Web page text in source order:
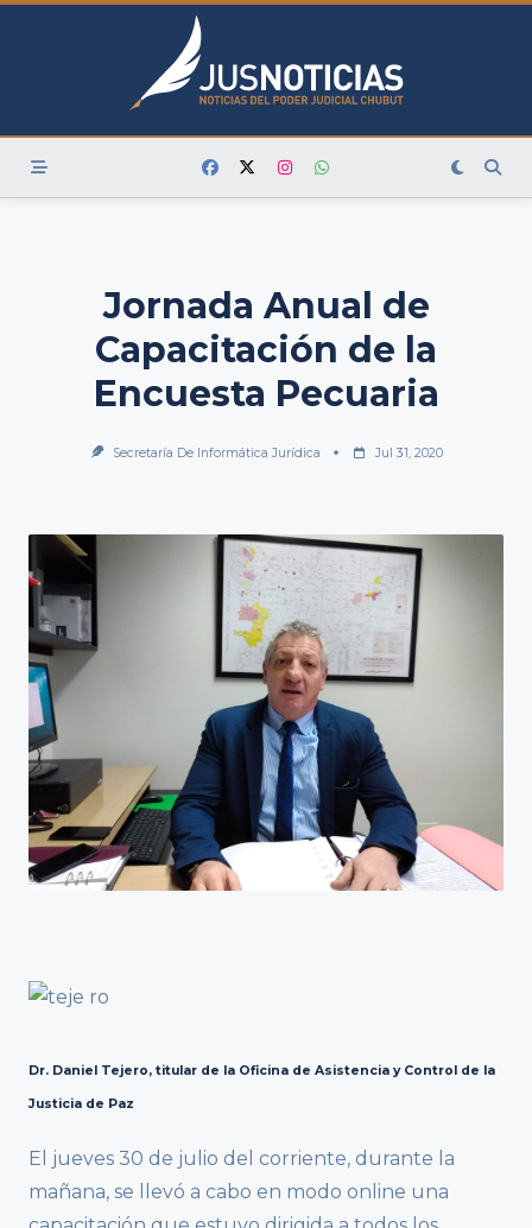
Skip
Jornada Anual de
Capacitación de la
Encuesta Pecuaria
Secretaría De Informática Jurídica Jul 31, 2020
Dr. Daniel Tejero, titular de la Oficina de Asistencia y Control de la
Justicia de Paz
El jueves 30 de julio del corriente, durante la
mañana, se llevó a cabo en modo online una